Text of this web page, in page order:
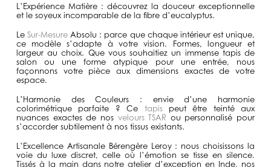
L’Expérience Matière : découvrez la douceur exceptionnelle
et le soyeux incomparable de la fibre d’eucalyptus.
LeSur-Mesure Absolu : parce que chaque intérieur est unique,
ce modèle s’adapte à votre vision. Formes, longueur et
largeur au choix. Que vous souhaitiez un immense tapis de
salon ou une forme atypique pour une entrée, nous
façonnons votre pièce aux dimensions exactes de votre
espace.
L’Harmonie des Couleurs : envie d’une harmonie
colorimétrique parfaite ? Ce tapispeut être teinté aux
nuances exactes de nos velours TSAR ou personnalisé pour
s’accorder subtilement à nos tissus existants.
L’Excellence Artisanale Bérengère Leroy : nous choisissons la
voie du luxe discret, celle où l’émotion se tisse en silence.
Tissés à la main dans notre atelier d’exception en Inde, nos